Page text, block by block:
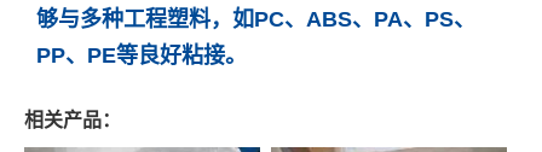
够与多种工程塑料，如PC、ABS、PA、PS、
PP、PE等良好粘接。
相关产品：